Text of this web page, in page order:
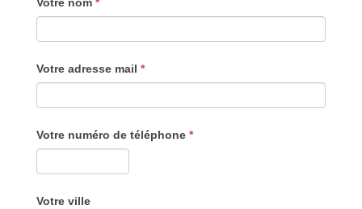
Votre adresse mail *
Votre numéro de téléphone *
Votre ville